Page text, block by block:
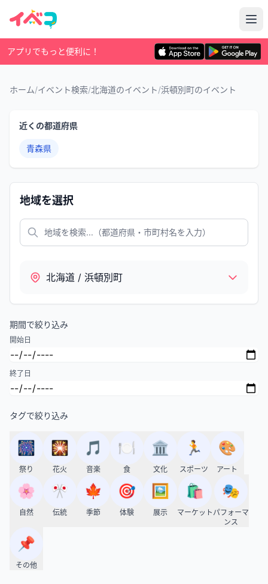
アプリでもっと便利に！
ホーム/イベント検索/北海道のイベント/浜頓別町のイベント
近くの都道府県
青森県
地域を選択
北海道 / 浜頓別町
期間で絞り込み
開始日
終了日
タグで絞り込み
🎆
祭り
🎇
花火
🎵
音楽
🍽️
食
🏛️
文化
🏃
スポーツ
🎨
アート
🌸
自然
🎌
伝統
🍁
季節
🎯
体験
🖼️
展示
🛍️
マーケット
🎭
パフォーマ
ンス
📌
その他